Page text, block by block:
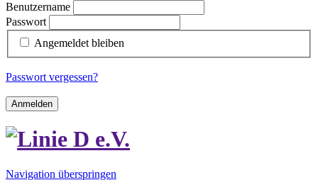
Benutzername
Passwort
Angemeldet bleiben
Passwort vergessen?
Anmelden
Navigation überspringen